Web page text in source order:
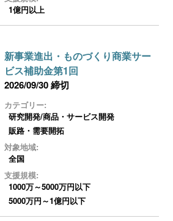
1億円以上
新事業進出・ものづくり商業サー
ビス補助金第1回
2026/09/30 締切
カテゴリー:
研究開発/商品・サービス開発
販路・需要開拓
対象地域:
全国
支援規模:
1000万～5000万円以下
5000万円～1億円以下